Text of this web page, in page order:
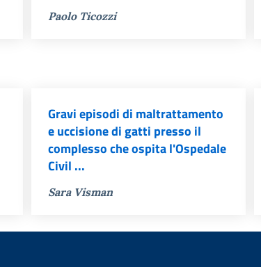
Paolo Ticozzi
Gravi episodi di maltrattamento
e uccisione di gatti presso il
complesso che ospita l'Ospedale
Civil ...
Sara Visman